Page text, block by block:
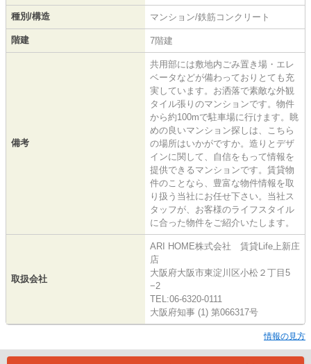
種別/構造 マンション/鉄筋コンクリート
階建 7階建
備考
共用部には敷地内ごみ置き場・エレ
ベータなどが備わっておりとても充
実しています。お洒落で素敵な外観
タイル張りのマンションです。物件
から約100mで駐車場に行けます。眺
めの良いマンション探しは、こちら
の場所はいかがですか。造りとデザ
インに関して、自信をもって情報を
提供できるマンションです。賃貸物
件のことなら、豊富な物件情報を取
り扱う当社にお任せ下さい。当社ス
タッフが、お客様のライフスタイル
に合った物件をご紹介いたします。
取扱会社
ARI HOME株式会社 賃貸Life上新庄
店
大阪府大阪市東淀川区小松２丁目5
−2
TEL:06-6320-0111
大阪府知事 (1) 第066317号
情報の見方